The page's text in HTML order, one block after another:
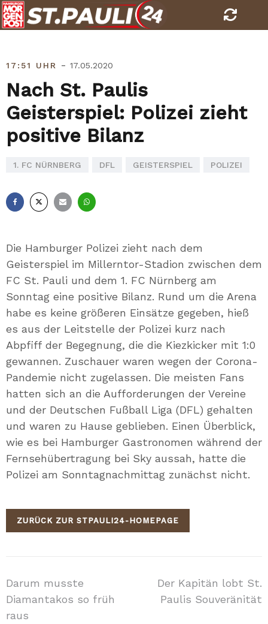
Skip
to
17:51 UHR - 17.05.2020
Nach St. Paulis
Geisterspiel: Polizei zieht
positive Bilanz
1. FC NÜRNBERG DFL GEISTERSPIEL POLIZEI
Die Hamburger Polizei zieht nach dem
Geisterspiel im Millerntor-Stadion zwischen dem
FC St. Pauli und dem 1. FC Nürnberg am
Sonntag eine positive Bilanz. Rund um die Arena
habe es keine größeren Einsätze gegeben, hieß
es aus der Leitstelle der Polizei kurz nach
Abpfiff der Begegnung, die die Kiezkicker mit 1:0
gewannen. Zuschauer waren wegen der Corona-
Pandemie nicht zugelassen. Die meisten Fans
hatten sich an die Aufforderungen der Vereine
und der Deutschen Fußball Liga (DFL) gehalten
und waren zu Hause geblieben. Einen Überblick,
wie es bei Hamburger Gastronomen während der
Fernsehübertragung bei Sky aussah, hatte die
Polizei am Sonntagnachmittag zunächst nicht.
ZURÜCK ZUR STPAULI24-HOMEPAGE
Beitragsnavigation
Darum musste
Diamantakos so früh
raus
Der Kapitän lobt St.
Paulis Souveränität